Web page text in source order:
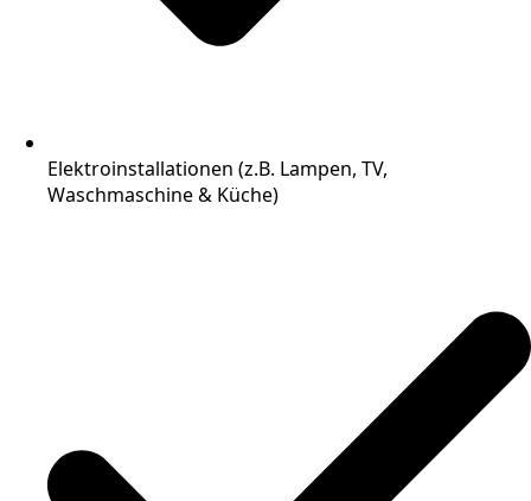
Elektroinstallationen (z.B. Lampen, TV,
Waschmaschine & Küche)